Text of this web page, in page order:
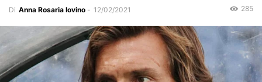
Di Anna Rosaria Iovino - 12/02/2021 285